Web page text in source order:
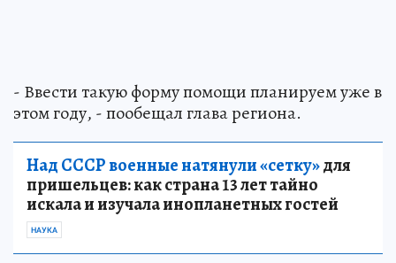
- Ввести такую форму помощи планируем уже в
этом году, - пообещал глава региона.
Над СССР военные натянули «сетку»для
пришельцев: как страна 13 лет тайно
искала и изучала инопланетных гостей
НАУКА